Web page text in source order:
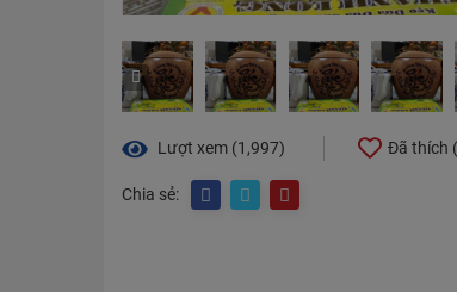
Lượt xem (1,997) Đã thích (
Chia sẻ: